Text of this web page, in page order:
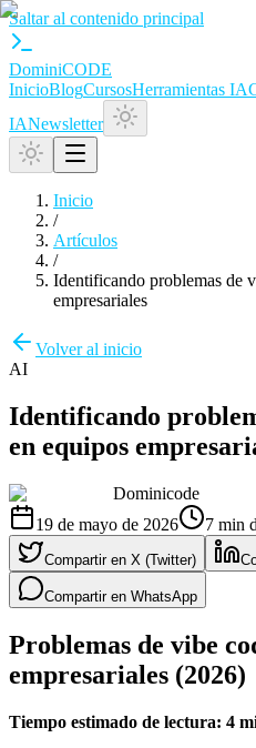
Saltar al contenido principal
DominiCODE
InicioBlogCursosHerramientas IA
IANewsletter
Inicio
/
Artículos
/
Identificando problemas de
empresariales
Volver al inicio
AI
Identificando
en equipos
Dominicode
19 de mayo de 2026
7 min
Compartir en X (Twitter)
Compartir en WhatsApp
Problemas de vibe
empresariales (2026)
Tiempo estimado de lectura: 4